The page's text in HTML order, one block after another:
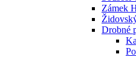
Zámek
Drobné